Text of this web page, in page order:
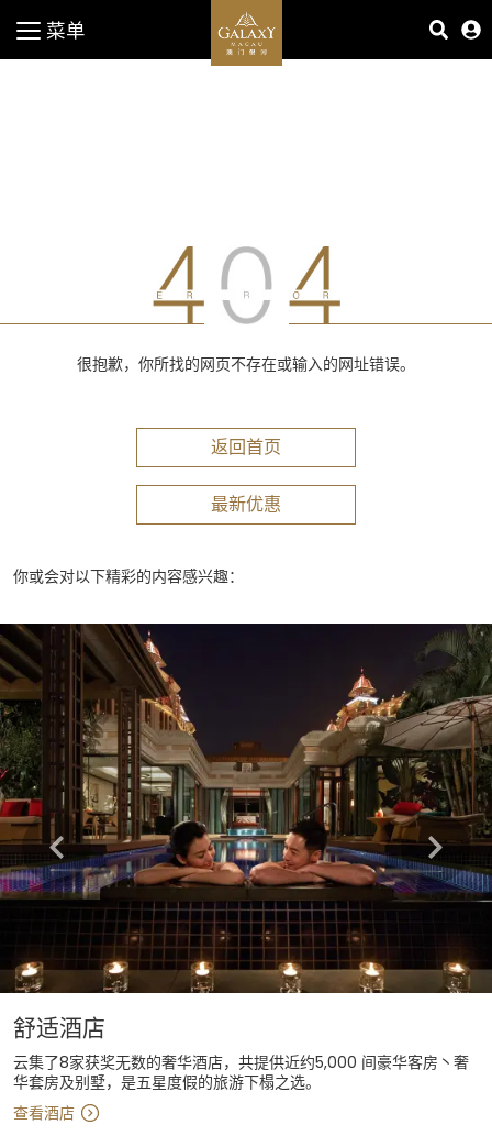
菜单
很抱歉，你所找的网页不存在或输入的网址错误。
返回首页
最新优惠
你或会对以下精彩的内容感兴趣：
Learn more
舒适酒店
云集了8家获奖无数的奢华酒店，共提供近约5,000 间豪华客房丶奢
华套房及别墅，是五星度假的旅游下榻之选。
查看酒店